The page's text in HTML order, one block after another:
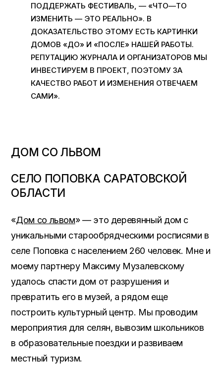
ПОДДЕРЖАТЬ ФЕСТИВАЛЬ,— «ЧТО—ТО
ИЗМЕНИТЬ — ЭТО РЕАЛЬНО». В
ДОКАЗАТЕЛЬСТВО ЭТОМУ ЕСТЬ КАРТИНКИ
ДОМОВ «ДО» И «ПОСЛЕ» НАШЕЙ РАБОТЫ.
РЕПУТАЦИЮ ЖУРНАЛА И ОРГАНИЗАТОРОВ МЫ
ИНВЕСТИРУЕМ В ПРОЕКТ, ПОЭТОМУ ЗА
КАЧЕСТВО РАБОТ И ИЗМЕНЕНИЯ ОТВЕЧАЕМ
САМИ».
ДОМ СО ЛЬВОМ
СЕЛО ПОПОВКА САРАТОВСКОЙ
ОБЛАСТИ
«Дом со львом» — это деревянный дом с
уникальными старообрядческими росписями в
селе Поповка с населением 260 человек. Мне и
моему партнеру Максиму Музалевскому
удалось спасти дом от разрушения и
превратить его в музей, а рядом еще
построить культурный центр. Мы проводим
мероприятия для селян, вывозим школьников
в образовательные поездки и развиваем
местный туризм.